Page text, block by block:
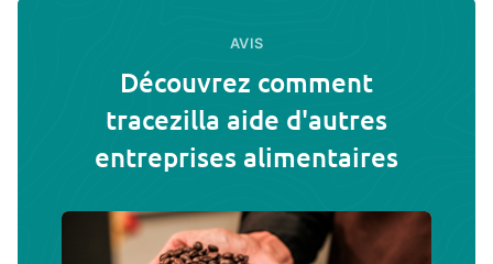
AVIS
Découvrez comment
tracezilla aide d'autres
entreprises alimentaires